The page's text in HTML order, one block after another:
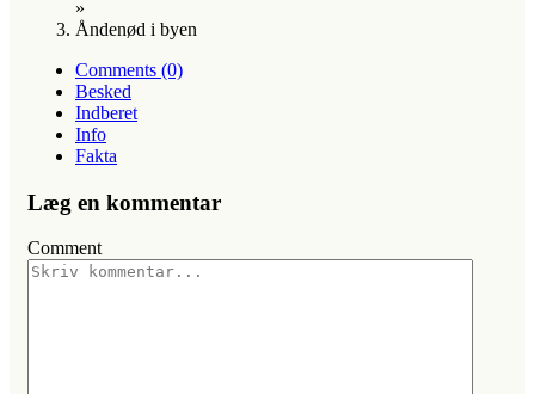
»
Åndenød i byen
Comments (0)
Besked
Indberet
Info
Fakta
Læg en kommentar
Comment